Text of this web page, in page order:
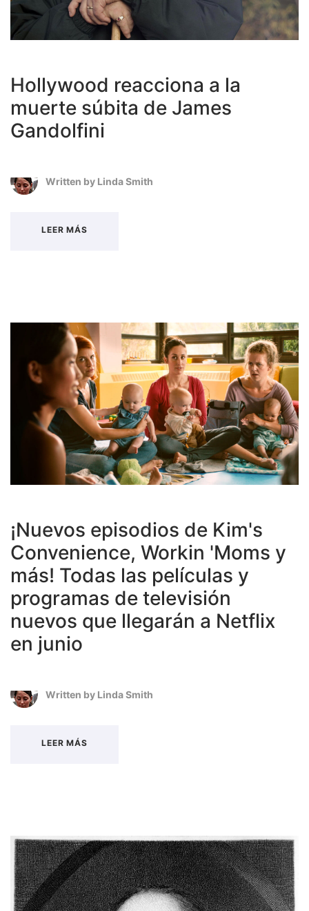
Hollywood reacciona a la
muerte súbita de James
Gandolfini
Written by Linda Smith
LEER MÁS
¡Nuevos episodios de Kim's
Convenience, Workin 'Moms y
más! Todas las películas y
programas de televisión
nuevos que llegarán a Netflix
en junio
Written by Linda Smith
LEER MÁS